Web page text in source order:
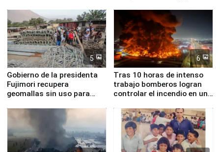
5
Gobierno de la presidenta
Fujimori recupera
geomallas sin uso para
Fenómeno El Niño
6
Tras 10 horas de intenso
trabajo bomberos logran
controlar el incendio en una
de Chile